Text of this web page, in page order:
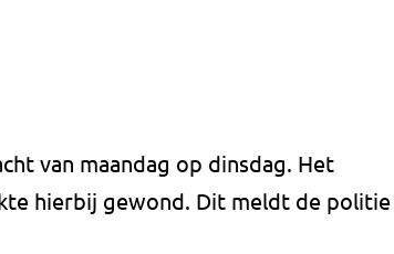
van maandag op dinsdag. Het
hierbij gewond. Dit meldt de politie